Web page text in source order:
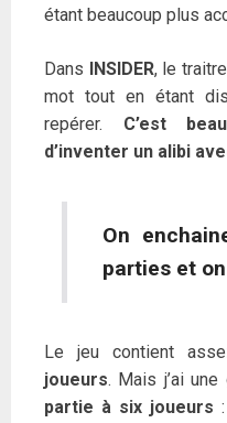
étant beaucoup plus
Dans INSIDER, le
mot tout en étant
repérer. C’est
d’inventer un alibi
On
parties et
Le jeu contient
joueurs. Mais j’ai
partie à six joueurs